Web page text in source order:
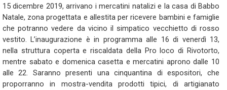
15 dicembre 2019, arrivano i mercatini natalizi e la casa di Babbo
Natale, zona progettata e allestita per ricevere bambini e famiglie
che potranno vedere da vicino il simpatico vecchietto di rosso
vestito. L’inaugurazione è in programma alle 16 di venerdì 13,
nella struttura coperta e riscaldata della Pro loco di Rivotorto,
mentre sabato e domenica casetta e mercatini aprono dalle 10
alle 22. Saranno presenti una cinquantina di espositori, che
proporranno in mostra-vendita prodotti tipici, di artigianato